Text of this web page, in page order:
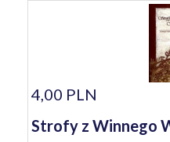
4,00 PLN
Strofy z Winnego